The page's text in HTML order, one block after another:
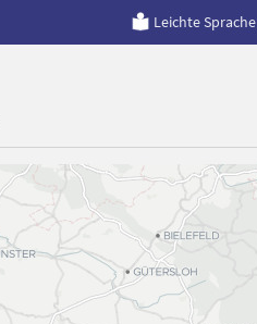
Leichte Sprache